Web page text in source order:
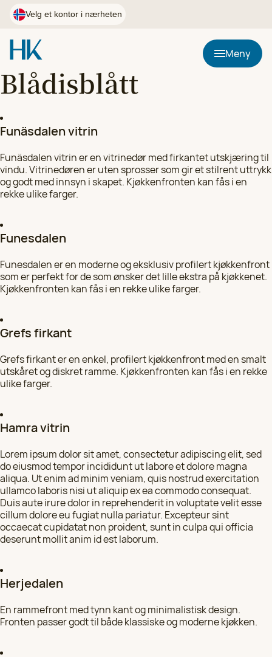
Hopp
Velg et kontor i nærheten
Postnummer
HK Kjøkkenfornying i Østfold
90 02 24 98
HK Kjøkkenfornying i Førde, Florø og Sogndal
97 05 31 53
92 06 90 96
Velg
92 06 90 96
Velg
HK Kjøkkenfornying i Ålesund
97 05 31 51
Velg
HK Kjøkkenfornying i Trondheim
HK Kjøkkenfornying i Bergen
97 05 31 60
Se alle kontorer
Meny
Blådisblått
Funäsdalen vitrin
Funäsdalen vitrin er en vitrinedør med firkantet utskjæring til
vindu. Vitrinedøren er uten sprosser som gir et stilrent uttrykk
og godt med innsyn i skapet. Kjøkkenfronten kan fås i en
rekke ulike farger.
Funesdalen
Funesdalen er en moderne og eksklusiv profilert kjøkkenfront
som er perfekt for de som ønsker det lille ekstra på kjøkkenet.
Kjøkkenfronten kan fås i en rekke ulike farger.
Grefs firkant
Grefs firkant er en enkel, profilert kjøkkenfront med en smalt
utskåret og diskret ramme. Kjøkkenfronten kan fås i en rekke
ulike farger.
Hamra vitrin
Lorem ipsum dolor sit amet, consectetur adipiscing elit, sed
do eiusmod tempor incididunt ut labore et dolore magna
aliqua. Ut enim ad minim veniam, quis nostrud exercitation
ullamco laboris nisi ut aliquip ex ea commodo consequat.
Duis aute irure dolor in reprehenderit in voluptate velit esse
cillum dolore eu fugiat nulla pariatur. Excepteur sint
occaecat cupidatat non proident, sunt in culpa qui officia
deserunt mollit anim id est laborum.
Herjedalen
En rammefront med tynn kant og minimalistisk design.
Fronten passer godt til både klassiske og moderne kjøkken.